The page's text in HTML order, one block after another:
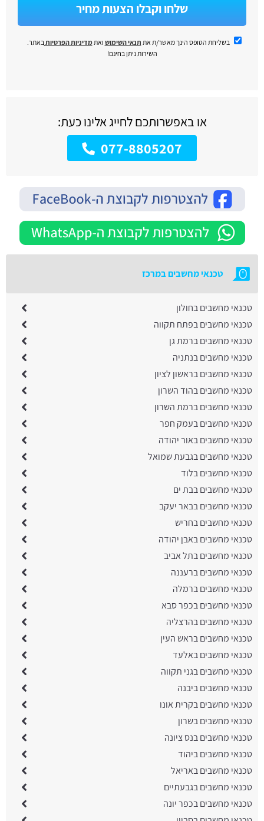
שלחו וקבלו הצעות מחיר
בשליחת הטופס הינך מאשר/ת את תנאי השימוש ואתמדיניות הפרטיות באתר.
השירות ניתן בחינם!
או באפשרותכם לחייג אלינו כעת:
077-8805207
טכנאי מחשבים במרכז
טכנאי מחשבים בחולון
טכנאי מחשבים בפתח תקווה
טכנאי מחשבים ברמת גן
טכנאי מחשבים בנתניה
טכנאי מחשבים בראשון לציון
טכנאי מחשבים בהוד השרון
טכנאי מחשבים ברמת השרון
טכנאי מחשבים בעמק חפר
טכנאי מחשבים באור יהודה
טכנאי מחשבים בגבעת שמואל
טכנאי מחשבים בלוד
טכנאי מחשבים בבת ים
טכנאי מחשבים בבאר יעקב
טכנאי מחשבים בחריש
טכנאי מחשבים באבן יהודה
טכנאי מחשבים בתל אביב
טכנאי מחשבים ברעננה
טכנאי מחשבים ברמלה
טכנאי מחשבים בכפר סבא
טכנאי מחשבים בהרצליה
טכנאי מחשבים בראש העין
טכנאי מחשבים באלעד
טכנאי מחשבים בגני תקווה
טכנאי מחשבים ביבנה
טכנאי מחשבים בקרית אונו
טכנאי מחשבים בשרון
טכנאי מחשבים בנס ציונה
טכנאי מחשבים ביהוד
טכנאי מחשבים באריאל
טכנאי מחשבים בגבעתיים
טכנאי מחשבים בכפר יונה